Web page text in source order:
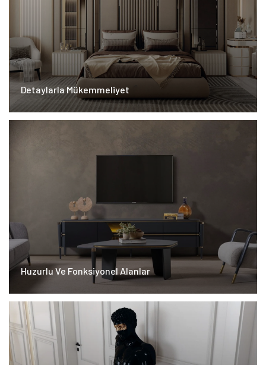
Detaylarla Mükemmeliyet
Huzurlu Ve Fonksiyonel Alanlar